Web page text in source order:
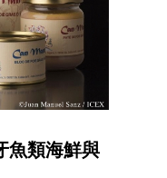
魚類海鮮與